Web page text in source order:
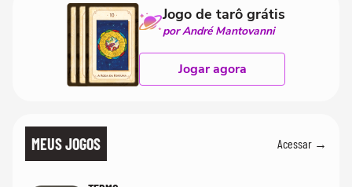
Jogo de tarô grátis
por André Mantovanni
Jogar agora
MEUS JOGOS Acessar →